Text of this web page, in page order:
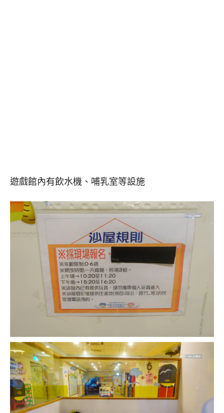
遊戲館內有飲水機、哺乳室等設施